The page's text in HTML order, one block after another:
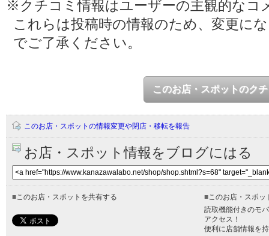
※クチコミ情報はユーザーの主観的なコ
これらは投稿時の情報のため、変更に
でご了承ください。
このお店・スポットのク
このお店・スポットの情報変更や閉店・移転を報告
お店・スポット情報をブログにはる
■このお店・スポットを共有する ■このお店・スポッ
読取機能付きのモ
アクセス！
便利に店舗情報を